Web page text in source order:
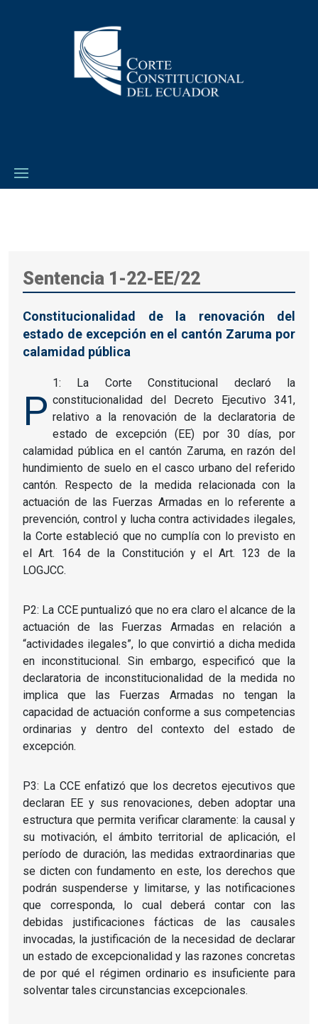
Sentencia 1-22-EE/22
Constitucionalidad de la renovación del
estado de excepción en el cantón Zaruma por
calamidad pública
P
1: La Corte Constitucional declaró la
constitucionalidad del Decreto Ejecutivo 341,
relativo a la renovación de la declaratoria de
estado de excepción (EE) por 30 días, por
calamidad pública en el cantón Zaruma, en razón del
hundimiento de suelo en el casco urbano del referido
cantón. Respecto de la medida relacionada con la
actuación de las Fuerzas Armadas en lo referente a
prevención, control y lucha contra actividades ilegales,
la Corte estableció que no cumplía con lo previsto en
el Art. 164 de la Constitución y el Art. 123 de la
LOGJCC.
P2: La CCE puntualizó que no era claro el alcance de la
actuación de las Fuerzas Armadas en relación a
“actividades ilegales”, lo que convirtió a dicha medida
en inconstitucional. Sin embargo, especificó que la
declaratoria de inconstitucionalidad de la medida no
implica que las Fuerzas Armadas no tengan la
capacidad de actuación conforme a sus competencias
ordinarias y dentro del contexto del estado de
excepción.
P3: La CCE enfatizó que los decretos ejecutivos que
declaran EE y sus renovaciones, deben adoptar una
estructura que permita verificar claramente: la causal y
su motivación, el ámbito territorial de aplicación, el
período de duración, las medidas extraordinarias que
se dicten con fundamento en este, los derechos que
podrán suspenderse y limitarse, y las notificaciones
que corresponda, lo cual deberá contar con las
debidas justificaciones fácticas de las causales
invocadas, la justificación de la necesidad de declarar
un estado de excepcionalidad y las razones concretas
de por qué el régimen ordinario es insuficiente para
solventar tales circunstancias excepcionales.